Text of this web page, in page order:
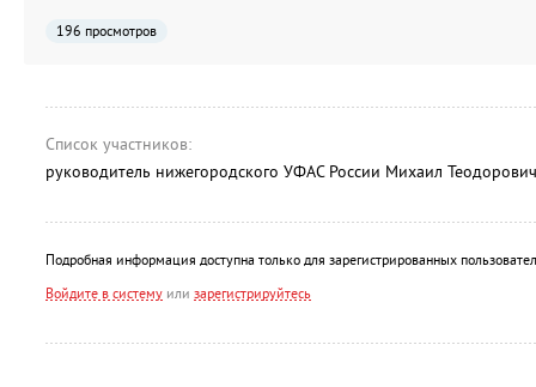
196 просмотров
Список участников:
руководитель нижегородского УФАС России Михаил Теодорович
Подробная информация доступна только для зарегистрированных
Войдите в систему или зарегистрируйтесь